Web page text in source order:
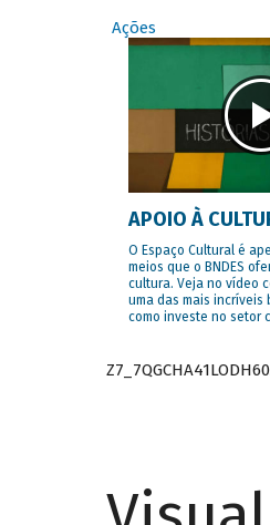
Ações
APOIO À
O Espaço Cultural é
meios que o BNDES
cultura. Veja no vídeo
uma das mais incríveis
como investe no setor